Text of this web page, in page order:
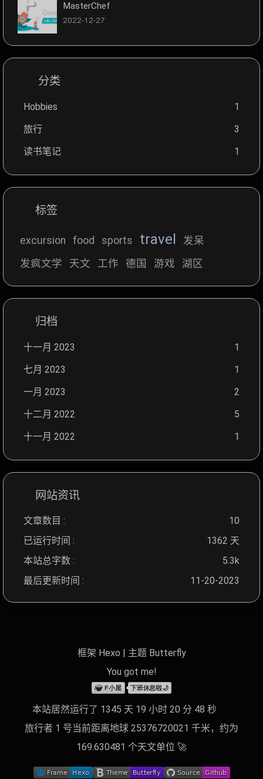
MasterChef
2022-12-27
分类
Hobbies
1
旅行
3
读书笔记
1
标签
excursion food sports travel
发呆
发疯文学
天文 工作 德国 游戏 湖区
归档
十一月 2023
1
七月 2023
1
一月 2023
2
十二月 2022
5
十一月 2022
1
网站资讯
文章数目 :
10
已运行时间 :
1362 天
本站总字数 :
5.3k
最后更新时间 :
11-20-2023
框架 Hexo | 主题 Butterfly
You got me!
本站居然运行了 1345 天 19 小时 20 分 49 秒
旅行者 1 号当前距离地球 25376720038 千米，约为
169.630482 个天文单位 🚀